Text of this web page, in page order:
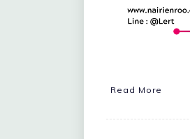
Read More